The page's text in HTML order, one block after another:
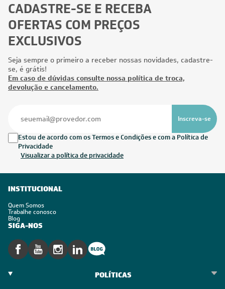
CADASTRE-SE E RECEBA
OFERTAS COM PREÇOS
EXCLUSIVOS
Seja sempre o primeiro a receber nossas novidades, cadastre-
se, é grátis!
Em caso de dúvidas consulte nossa política de troca,
devolução e cancelamento.
Inscreva-se
Estou de acordo com os Termos e Condições e com a Política de
Privacidade
Visualizar a política de privacidade
INSTITUCIONAL
Quem Somos
Trabalhe conosco
Blog
SIGA-NOS
POLÍTICAS